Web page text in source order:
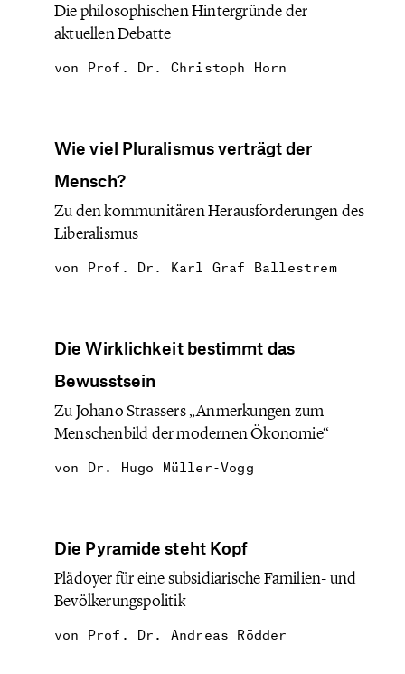
Die philosophischen Hintergründe der
aktuellen Debatte
von Prof. Dr. Christoph Horn
Wie viel Pluralismus verträgt der
Mensch?
Zu den kommunitären Herausforderungen des
Liberalismus
von Prof. Dr. Karl Graf Ballestrem
Die Wirklichkeit bestimmt das
Bewusstsein
Zu Johano Strassers „Anmerkungen zum
Menschenbild der modernen Ökonomie“
von Dr. Hugo Müller-Vogg
Die Pyramide steht Kopf
Plädoyer für eine subsidiarische Familien- und
Bevölkerungspolitik
von Prof. Dr. Andreas Rödder